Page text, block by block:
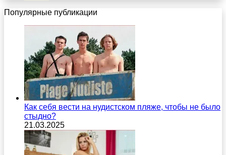
Популярные публикации
Как себя вести на нудистском пляже, чтобы не было
стыдно?
21.03.2025